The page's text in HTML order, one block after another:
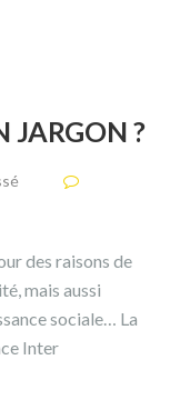
JARGON ?
des raisons de
mais aussi
sociale… La
Inter